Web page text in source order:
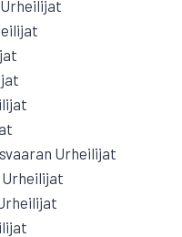
Urheilijat
Urheilijat